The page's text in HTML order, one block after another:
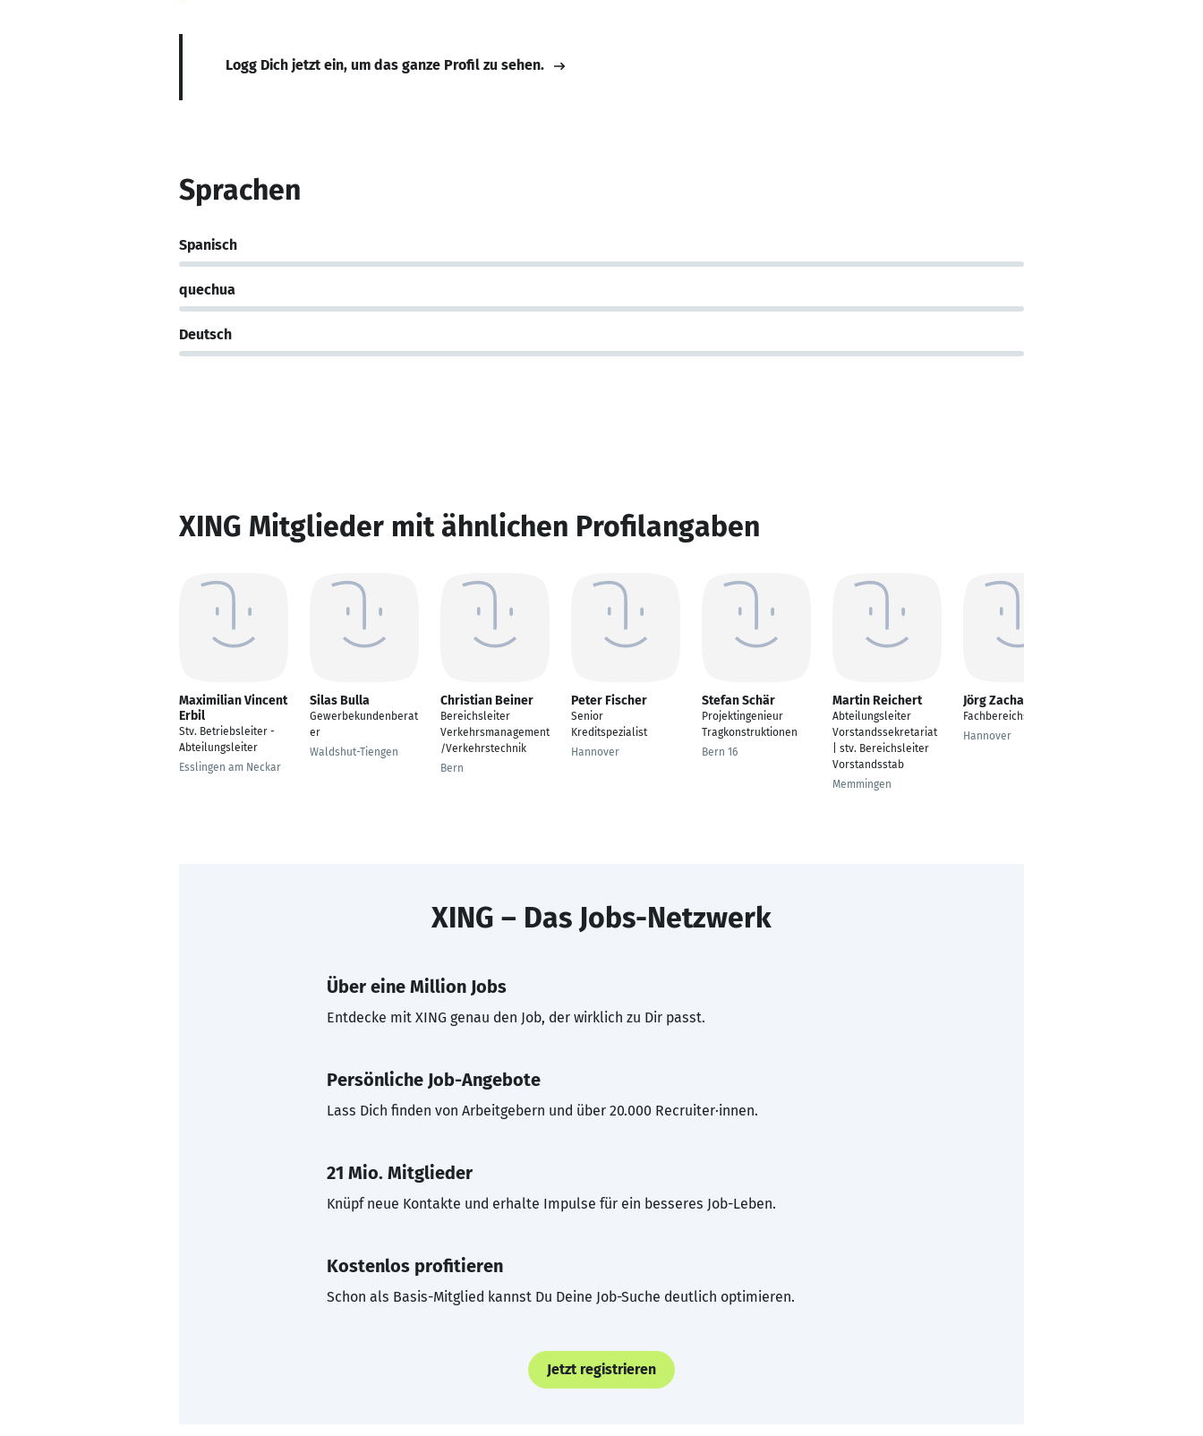
Logg Dich jetzt ein, um das ganze Profil zu sehen.
Sprachen
Spanisch
quechua
Deutsch
XING Mitglieder mit ähnlichen Profilangaben
Maximilian Vincent
Erbil
Stv. Betriebsleiter -
Abteilungsleiter
Esslingen am Neckar
Silas Bulla
Gewerbekundenberat
er
Waldshut-Tiengen
Christian Beiner
Bereichsleiter
Verkehrsmanagement
/Verkehrstechnik
Bern
Peter Fischer
Senior
Kreditspezialist
Hannover
Stefan Schär
Projektingenieur
Tragkonstruktionen
Bern 16
Martin Reichert
Abteilungsleiter
Vorstandssekretariat
| stv. Bereichsleiter
Vorstandsstab
Memmingen
Jörg Zacharias
Fachbereichsleiter
Hannover
XING – Das Jobs-Netzwerk
Über eine Million Jobs
Entdecke mit XING genau den Job, der wirklich zu Dir passt.
Persönliche Job-Angebote
Lass Dich finden von Arbeitgebern und über 20.000 Recruiter·innen.
21 Mio. Mitglieder
Knüpf neue Kontakte und erhalte Impulse für ein besseres Job-Leben.
Kostenlos profitieren
Schon als Basis-Mitglied kannst Du Deine Job-Suche deutlich optimieren.
Jetzt registrieren